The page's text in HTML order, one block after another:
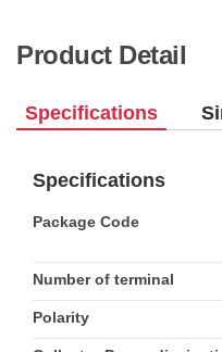
Product Detail
Specifications
Specifications
Package Code
Number of terminal
Polarity